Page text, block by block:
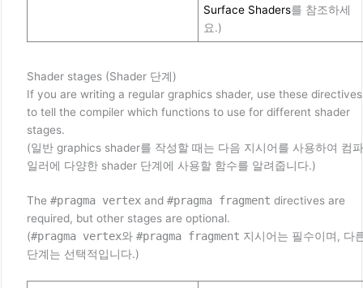
Surface Shaders를 참조하세
요.)
Shader stages (Shader 단계)
If you are writing a regular graphics shader, use these directives
to tell the compiler which functions to use for different shader
stages.
(일반 graphics shader를 작성할 때는 다음 지시어를 사용하여 컴파
일러에 다양한 shader 단계에 사용할 함수를 알려줍니다.)
The #pragma vertexand #pragma fragment directives are
required, but other stages are optional.
(#pragma vertex와 #pragma fragment 지시어는 필수이며, 다
단계는 선택적입니다.)